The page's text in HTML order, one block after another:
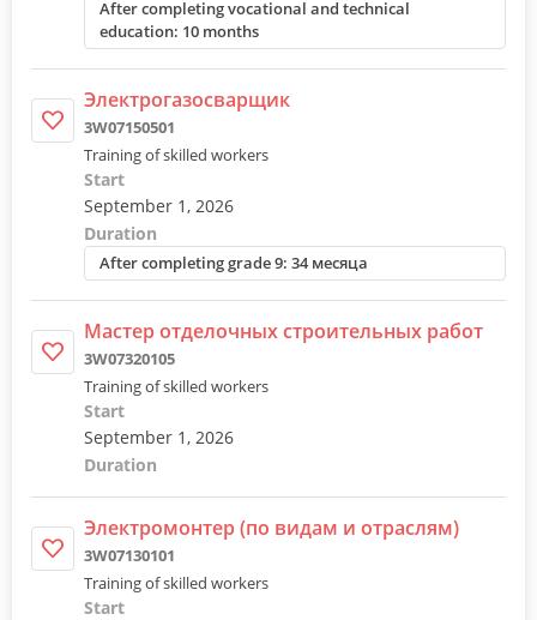
After completing vocational and technical
education: 10 months
Электрогазосварщик
3W07150501
Training of skilled workers
Start
September 1, 2026
Duration
After completing grade 9: 34 месяца
Мастер отделочных строительных работ
3W07320105
Training of skilled workers
Start
September 1, 2026
Duration
Электромонтер (по видам и отраслям)
3W07130101
Training of skilled workers
Start